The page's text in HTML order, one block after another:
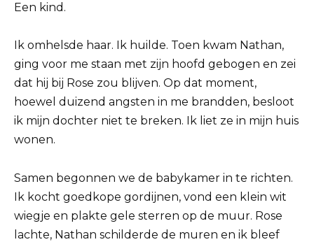
Een kind.
Ik omhelsde haar. Ik huilde. Toen kwam Nathan,
ging voor me staan ​​met zijn hoofd gebogen en zei
dat hij bij Rose zou blijven. Op dat moment,
hoewel duizend angsten in me brandden, besloot
ik mijn dochter niet te breken. Ik liet ze in mijn huis
wonen.
Samen begonnen we de babykamer in te richten.
Ik kocht goedkope gordijnen, vond een klein wit
wiegje en plakte gele sterren op de muur. Rose
lachte, Nathan schilderde de muren en ik bleef